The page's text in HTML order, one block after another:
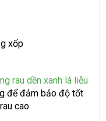
xốp
rau dền xanh lá liễu
để đảm bảo độ tốt
cao.